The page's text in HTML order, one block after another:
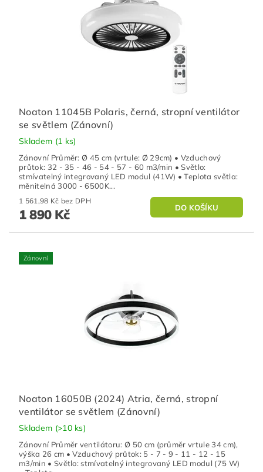
Noaton 11045B Polaris, černá, stropní ventilátor
se světlem (Zánovní)
Skladem (1 ks)
Zánovní Průměr: Ø 45 cm (vrtule: Ø 29cm) • Vzduchový
průtok: 32 - 35 - 46 - 54 - 57 - 60 m3/min • Světlo:
stmívatelný integrovaný LED modul (41W) • Teplota světla:
měnitelná 3000 - 6500K...
1 561,98 Kč bez DPH
1 890 Kč
Zánovní
Noaton 16050B (2024) Atria, černá, stropní
ventilátor se světlem (Zánovní)
Skladem (>10 ks)
Zánovní Průměr ventilátoru: Ø 50 cm (průměr vrtule 34 cm),
výška 26 cm • Vzduchový průtok: 5 - 7 - 9 - 11 - 12 - 15
m3/min • Světlo: stmívatelný integrovaný LED modul (75 W)